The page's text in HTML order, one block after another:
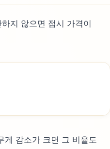
지 않으면 접시 가격이
게 감소가 크면 그 비율도